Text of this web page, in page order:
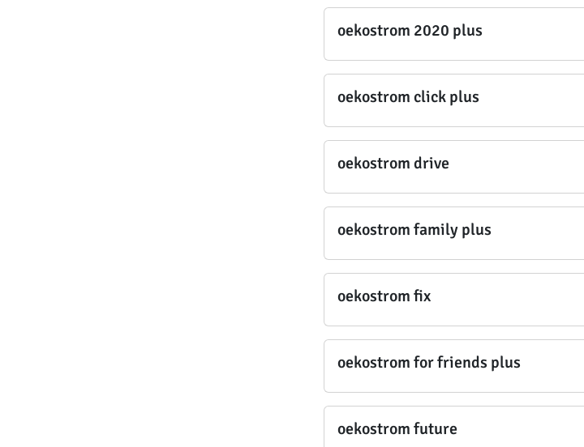
oekostrom 2020 plus
oekostrom click plus
oekostrom drive
oekostrom family plus
oekostrom fix
oekostrom for friends plus
oekostrom future